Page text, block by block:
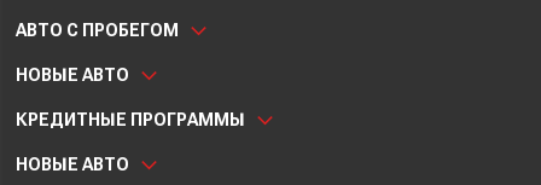
АВТО С ПРОБЕГОМ
НОВЫЕ АВТО
КРЕДИТНЫЕ ПРОГРАММЫ
НОВЫЕ АВТО